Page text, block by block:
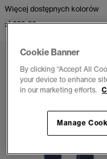
Więcej dostępnych kolorów
zł 209,00
Cookie Banner
By clicking “Accept All
your device to enhance
in our marketing efforts.
Manage